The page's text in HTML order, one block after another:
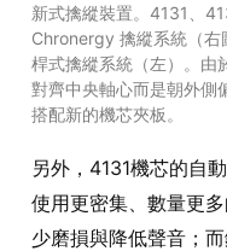
新式擒縱裝置。4131、
Chronergy 擒縱系統（
桿式擒縱系統（左）。由
對齊中央軸心而是朝外側
搭配新的機芯夾板。
另外，4131機芯的自
使用更密集、數量更
少磨損與降低聲音；